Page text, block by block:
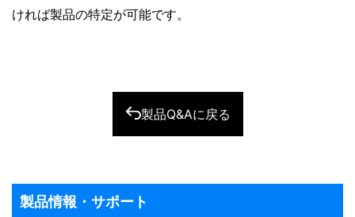
ければ製品の特定が可能です。
製品Q&Aに戻る
製品情報・サポート